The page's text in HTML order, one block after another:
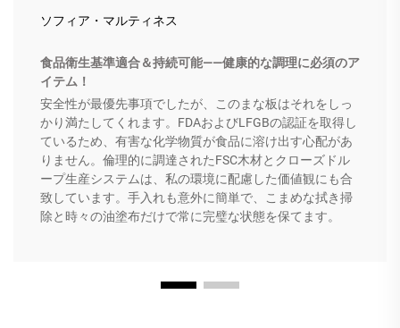
ソフィア・マルティネス
食品衛生基準適合＆持続可能――健康的な調理に必須のア
イテム！
安全性が最優先事項でしたが、このまな板はそれをしっ
かり満たしてくれます。FDAおよびLFGBの認証を取得し
ているため、有害な化学物質が食品に溶け出す心配があ
りません。倫理的に調達されたFSC木材とクローズドル
ープ生産システムは、私の環境に配慮した価値観にも合
致しています。手入れも意外に簡単で、こまめな拭き掃
除と時々の油塗布だけで常に完璧な状態を保てます。